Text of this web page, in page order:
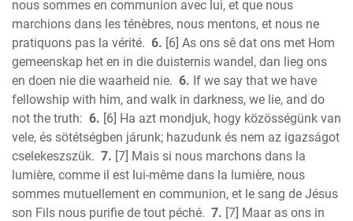
nous sommes en communion avec lui, et que nous
marchions dans les ténèbres, nous mentons, et nous ne
pratiquons pas la vérité. 6. [6] As ons sê dat ons met Hom
gemeenskap het en in die duisternis wandel, dan lieg ons
en doen nie die waarheid nie. 6. If we say that we have
fellowship with him, and walk in darkness, we lie, and do
not the truth: 6. [6] Ha azt mondjuk, hogy közösségünk van
vele, és sötétségben járunk; hazudunk és nem az igazságot
cselekeszszük. 7. [7] Mais si nous marchons dans la
lumière, comme il est lui-même dans la lumière, nous
sommes mutuellement en communion, et le sang de Jésus
son Fils nous purifie de tout péché. 7. [7] Maar as ons in